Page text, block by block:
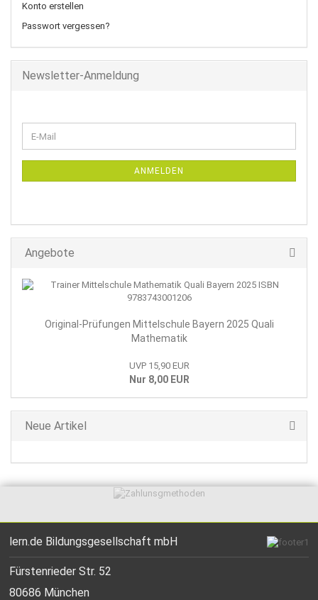
Konto erstellen
Passwort vergessen?
Newsletter-Anmeldung
ZUR
E-
Mail
ANMELDEN
Angebote
Original-Prüfungen Mittelschule Bayern 2025 Quali
Mathematik
UVP 15,90 EUR
Nur 8,00 EUR
Neue Artikel
lern.de Bildungsgesellschaft mbH
Fürstenrieder Str. 52
80686 München